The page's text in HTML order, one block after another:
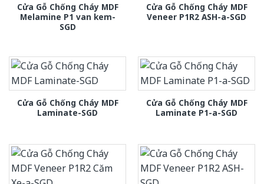
Cửa Gỗ Chống Cháy MDF
Melamine P1 van kem-
SGD
Cửa Gỗ Chống Cháy MDF
Veneer P1R2 ASH-a-SGD
Cửa Gỗ Chống Cháy MDF
Laminate-SGD
Cửa Gỗ Chống Cháy MDF
Laminate P1-a-SGD